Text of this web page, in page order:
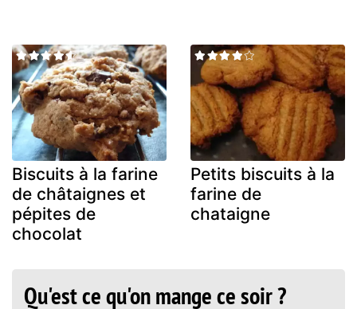
Biscuits à la farine
de châtaignes et
pépites de
chocolat
Petits biscuits à la
farine de
chataigne
Qu'est ce qu'on mange ce soir ?